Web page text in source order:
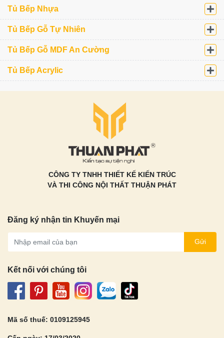
Tủ Bếp Nhựa
Tủ Bếp Gỗ Tự Nhiên
Tủ Bếp Gỗ MDF An Cường
Tủ Bếp Acrylic
CÔNG TY TNHH THIẾT KẾ KIẾN TRÚC
VÀ THI CÔNG NỘI THẤT THUẬN PHÁT
Đăng ký nhận tin Khuyến mại
Gửi
Kết nối với chúng tôi
Mã số thuế: 0109125945
Vui lòng điền thông tin để nhận tư vấn miễn phí
Loại tủ bếp quan tâm?
Tủ Bếp Nhựa
Tủ Bếp Gỗ Tự Nhiên
Tủ Bếp Gỗ Công Nghiệp
Đăng ký ngay